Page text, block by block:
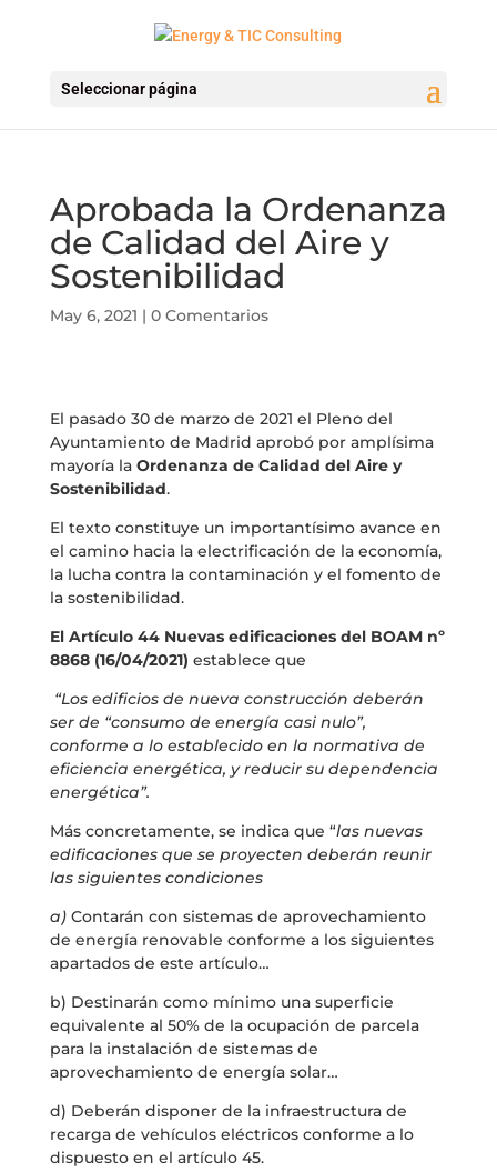
Seleccionar página
Aprobada la Ordenanza
de Calidad del Aire y
Sostenibilidad
May 6, 2021 | 0 Comentarios
El pasado 30 de marzo de 2021 el Pleno del
Ayuntamiento de Madrid aprobó por amplísima
mayoría la Ordenanza de Calidad del Aire y
Sostenibilidad.
El texto constituye un importantísimo avance en
el camino hacia la electrificación de la economía,
la lucha contra la contaminación y el fomento de
la sostenibilidad.
El Artículo 44 Nuevas edificaciones del BOAM nº
8868 (16/04/2021) establece que
“Los edificios de nueva construcción deberán
ser de “consumo de energía casi nulo”,
conforme a lo establecido en la normativa de
eficiencia energética, y reducir su dependencia
energética”.
Más concretamente, se indica que “las nuevas
edificaciones que se proyecten deberán reunir
las siguientes condiciones
a)Contarán con sistemas de aprovechamiento
de energía renovable conforme a los siguientes
apartados de este artículo…
b) Destinarán como mínimo una superficie
equivalente al 50% de la ocupación de parcela
para la instalación de sistemas de
aprovechamiento de energía solar…
d) Deberán disponer de la infraestructura de
recarga de vehículos eléctricos conforme a lo
dispuesto en el artículo 45.